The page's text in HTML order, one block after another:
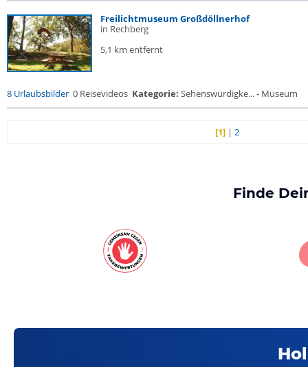
Freilichtmuseum Großdöllnerhof
in Rechberg
5,1 km entfernt
8 Urlaubsbilder 0 Reisevideos Kategorie: Sehenswürdigke... - Museum
[1] |2
Finde